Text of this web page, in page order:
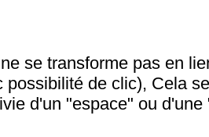
se transforme pas en
de clic), Cela
d'un "espace" ou